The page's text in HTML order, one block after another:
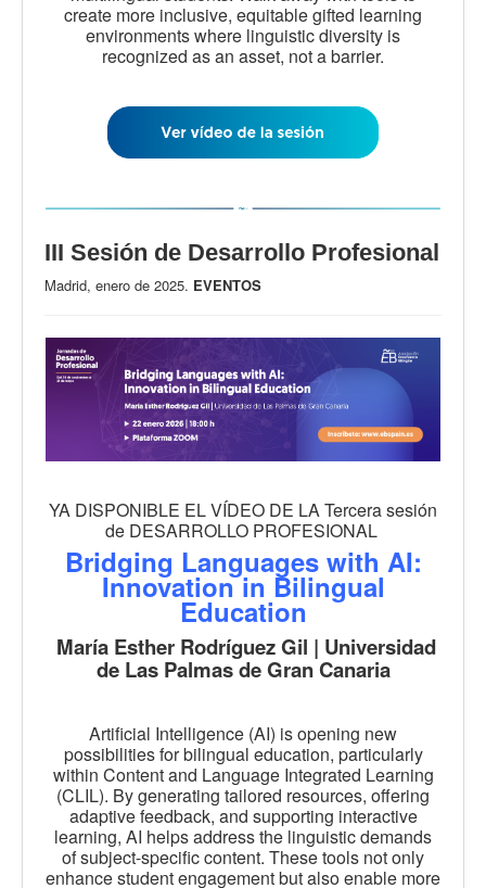
create more inclusive, equitable gifted learning
environments where linguistic diversity is
recognized as an asset, not a barrier.
III Sesión de Desarrollo Profesional
Madrid, enero de 2025. EVENTOS
YA DISPONIBLE EL VÍDEO DE LA Tercera sesión
de DESARROLLO PROFESIONAL
Bridging Languages with AI:
Innovation in Bilingual
Education
María Esther Rodríguez Gil | Universidad
de Las Palmas de Gran Canaria
Artificial Intelligence (AI) is opening new
possibilities for bilingual education, particularly
within Content and Language Integrated Learning
(CLIL). By generating tailored resources, offering
adaptive feedback, and supporting interactive
learning, AI helps address the linguistic demands
of subject-specific content. These tools not only
enhance student engagement but also enable more